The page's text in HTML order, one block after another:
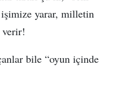
yarar, milletin
verir!
bile “oyun içinde